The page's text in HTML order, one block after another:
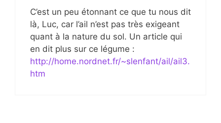
C’est un peu étonnant ce que tu nous dit
là, Luc, car l’ail n’est pas très exigeant
quant à la nature du sol. Un article qui
en dit plus sur ce légume :
http://home.nordnet.fr/~slenfant/ail/ail3.
htm